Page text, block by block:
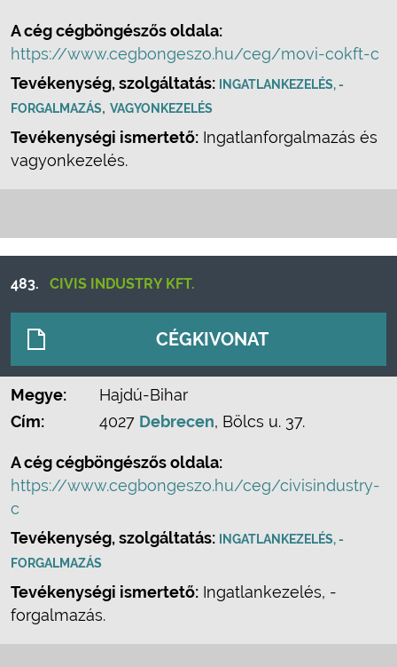
A cég cégböngészős oldala:
https://www.cegbongeszo.hu/ceg/movi-cokft-c
Tevékenység, szolgáltatás:
INGATLANKEZELÉS, -
FORGALMAZÁS, VAGYONKEZELÉS
Tevékenységi ismertető: Ingatlanforgalmazás és
vagyonkezelés.
483. CIVIS INDUSTRY KFT.
CÉGKIVONAT
Megye:
Hajdú-Bihar
Cím:
4027 Debrecen, Bölcs u. 37.
A cég cégböngészős oldala:
https://www.cegbongeszo.hu/ceg/civisindustry-
c
Tevékenység, szolgáltatás:
INGATLANKEZELÉS, -
FORGALMAZÁS
Tevékenységi ismertető: Ingatlankezelés, -
forgalmazás.